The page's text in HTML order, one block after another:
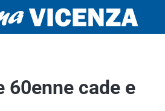
cade e